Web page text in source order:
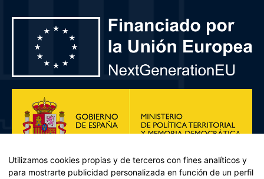
Utilizamos cookies propias y de terceros con fines analíticos y
para mostrarte publicidad personalizada en función de un perfil